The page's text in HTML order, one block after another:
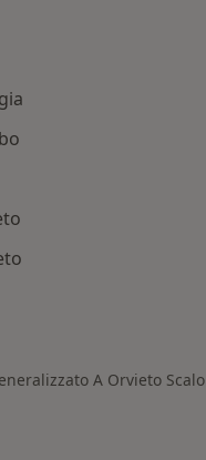
A Orvieto Scalo